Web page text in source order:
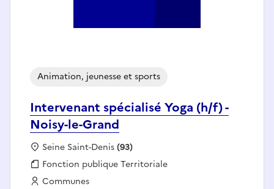
Intervenant spécialisé Yoga (h/f) -
Noisy-le-Grand
Animation, jeunesse et sports
Localisation :
Seine Saint-Denis(93)
Fonction publique :
Fonction publique Territoriale
Employeur :
Communes